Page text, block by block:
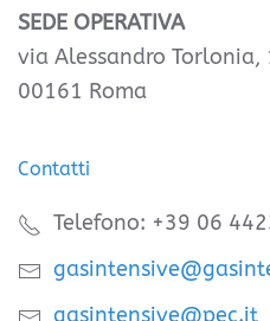
SEDE OPERATIVA
via Alessandro Torlonia,
00161 Roma
Contatti
Telefono: +39 06
gasintensive@pec.it